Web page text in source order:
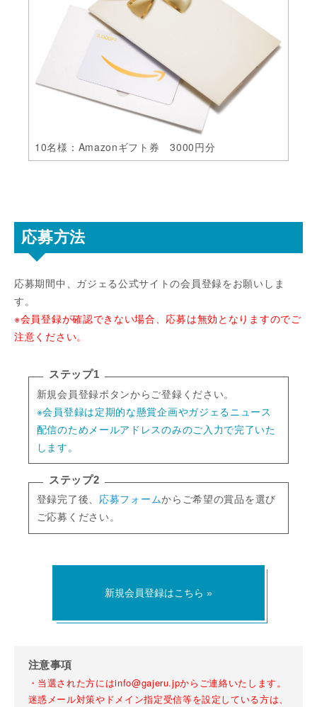
10名様：Amazonギフト券 3000円分
応募方法
応募期間中、ガジェる公式サイトの会員登録をお願いしま
す。
※会員登録が確認できない場合、応募は無効となりますのでご
注意ください。
ステップ1
新規会員登録ボタンからご登録ください。
※会員登録は定期的な懸賞企画やガジェるニュース
配信のためメールアドレスのみのご入力で完了いた
します。
ステップ2
登録完了後、 応募フォームからご希望の賞品を選び
ご応募ください。
新規会員登録はこちら »
注意事項
・当選された方にはinfo@gajeru.jpからご連絡いたします。
迷惑メール対策やドメイン指定受信等を設定している方は、